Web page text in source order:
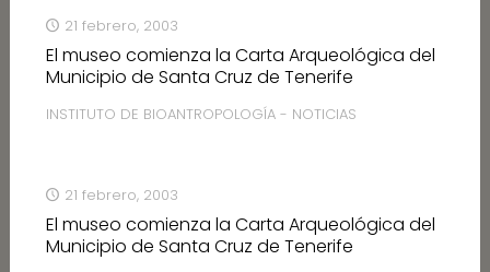
21 febrero, 2003
El museo comienza la Carta Arqueológica del
Municipio de Santa Cruz de Tenerife
INSTITUTO DE BIOANTROPOLOGÍA - NOTICIAS
21 febrero, 2003
El museo comienza la Carta Arqueológica del
Municipio de Santa Cruz de Tenerife